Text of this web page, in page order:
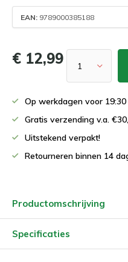
EAN: 9789000385188
€ 12,99
Op werkdagen voor
Gratis verzending v.a.
Uitstekend verpakt!
Retourneren binnen 14
Productomschrijving
Specificaties